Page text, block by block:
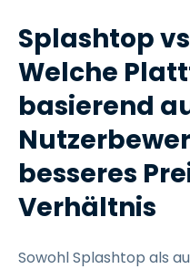
Splashtop
Welche
basierend
besseres
Verhältnis
Sowohl Splashtop als